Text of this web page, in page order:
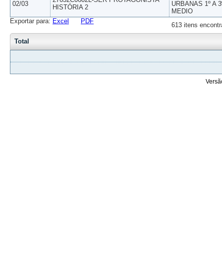
02/03
HISTÓRIA 2
URBANAS 1º A
MEDIO
613 itens
Exportar para: Excel PDF
Total